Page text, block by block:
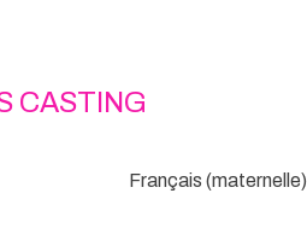
CASTING
Français (maternelle)